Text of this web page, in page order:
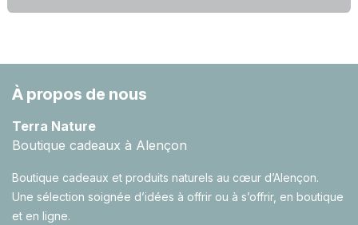
À propos de nous
Terra Nature
Boutique cadeaux à Alençon
Boutique cadeaux et produits naturels au cœur d’Alençon.
Une sélection soignée d’idées à offrir ou à s’offrir, en boutique
et en ligne.